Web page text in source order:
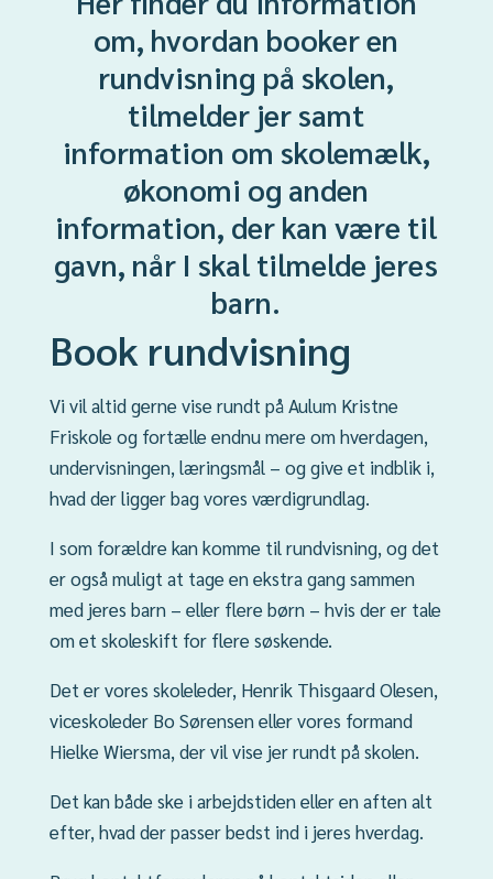
om, hvordan booker en
rundvisning på skolen,
tilmelder jer samt
information om skolemælk,
økonomi og anden
information, der kan være til
gavn, når I skal tilmelde jeres
barn.
Book rundvisning
Vi vil altid gerne vise rundt på Aulum Kristne
Friskole og fortælle endnu mere om hverdagen,
undervisningen, læringsmål – og give et indblik i,
hvad der ligger bag vores værdigrundlag.
I som forældre kan komme til rundvisning, og det
er også muligt at tage en ekstra gang sammen
med jeres barn – eller flere børn – hvis der er tale
om et skoleskift for flere søskende.
Det er vores skoleleder, Henrik Thisgaard Olesen,
viceskoleder Bo Sørensen eller vores formand
Hielke Wiersma, der vil vise jer rundt på skolen.
Det kan både ske i arbejdstiden eller en aften alt
efter, hvad der passer bedst ind i jeres hverdag.